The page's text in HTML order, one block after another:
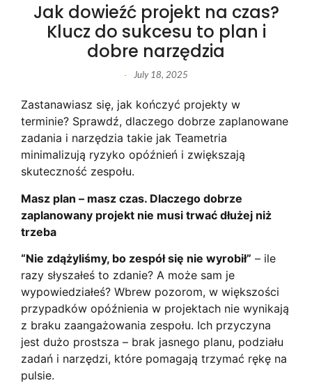
Jak dowieźć projekt na czas?
Klucz do sukcesu to plan i
dobre narzędzia
- July 18, 2025
Zastanawiasz się, jak kończyć projekty w
terminie? Sprawdź, dlaczego dobrze zaplanowane
zadania i narzędzia takie jak Teametria
minimalizują ryzyko opóźnień i zwiększają
skuteczność zespołu.
Masz plan – masz czas. Dlaczego dobrze
zaplanowany projekt nie musi trwać dłużej niż
trzeba
“Nie zdążyliśmy, bo zespół się nie wyrobił” – ile
razy słyszałeś to zdanie? A może sam je
wypowiedziałeś? Wbrew pozorom, w większości
przypadków opóźnienia w projektach nie wynikają
z braku zaangażowania zespołu. Ich przyczyna
jest dużo prostsza – brak jasnego planu, podziału
zadań i narzędzi, które pomagają trzymać rękę na
pulsie.